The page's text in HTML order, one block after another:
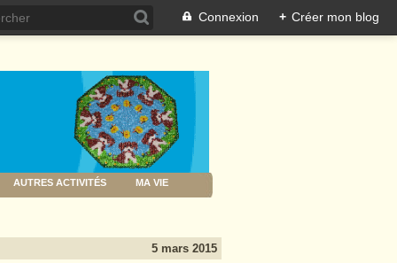
Connexion + Créer mon blog
AUTRES ACTIVITÉS MA VIE
5 mars 2015